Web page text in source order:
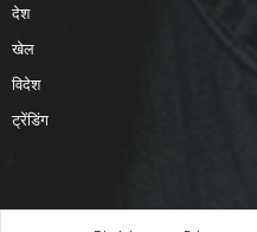
देश
खेल
विदेश
ट्रेंडिंग